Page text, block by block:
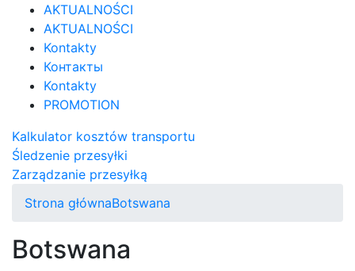
AKTUALNOŚCI
AKTUALNOŚCI
Kontakty
Контакты
Kontakty
PROMOTION
Kalkulator kosztów transportu
Śledzenie przesyłki
Zarządzanie przesyłką
Strona głównaBotswana
Botswana